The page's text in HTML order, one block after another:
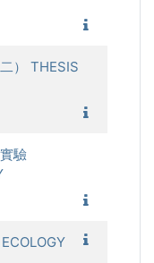
） THESIS
驗